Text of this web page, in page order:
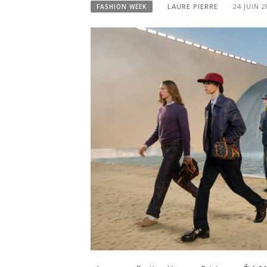
FASHION WEEK LAURE PIERRE 24 JUIN